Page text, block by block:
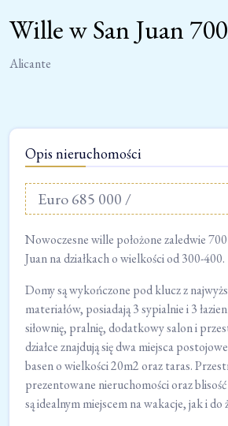
Wille w San Juan
Alicante
Opis nieruchomości
Euro 685 000 /
Nowoczesne wille położone zaledwie
Juan na działkach o wielkości od 300-400.
Domy są wykończone pod klucz z
materiałów, posiadają 3 sypialnie i 3
siłownię, pralnię, dodatkowy salon i
działce znajdują się dwa miejsca
basen o wielkości 20m2 oraz taras.
prezentowane nieruchomości oraz
są idealnym miejscem na wakacje, jak i do